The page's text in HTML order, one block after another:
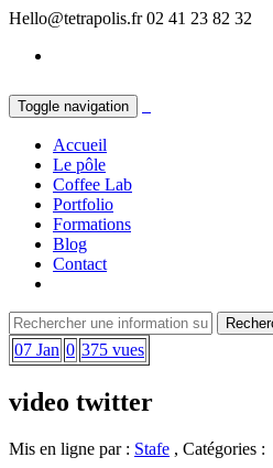
Hello@tetrapolis.fr 02 41 23 82 32
Toggle navigation
Accueil
Le pôle
Coffee Lab
Portfolio
Formations
Blog
Contact
07 Jan 0 375 vues
video twitter
Mis en ligne par : Stafe , Catégories :